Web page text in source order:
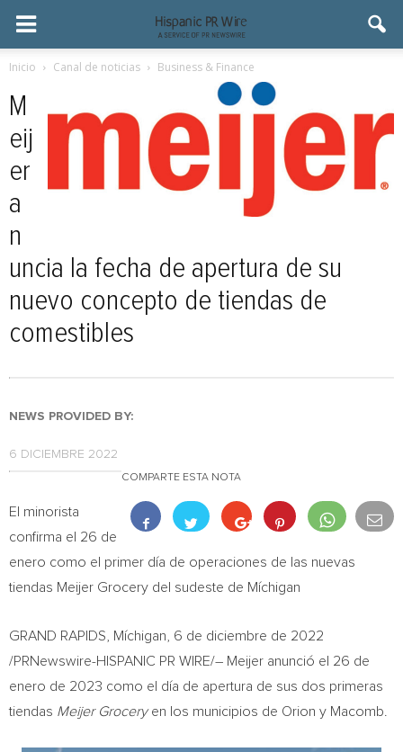
Inicio Canal de noticias Business & Finance
M
eij
er
a
n
uncia la fecha de apertura de su
nuevo concepto de tiendas de
comestibles
NEWS PROVIDED BY:
6 DICIEMBRE 2022
COMPARTE ESTA NOTA
El minorista
confirma el 26 de
enero como el primer día de operaciones de las nuevas
tiendas Meijer Grocery del sudeste de Míchigan
GRAND RAPIDS , Míchigan
6 de diciembre de 2022
/PRNewswire-HISPANIC PR WIRE/– Meijer anunció el 26 de
enero de 2023 como el día de apertura de sus dos primeras
tiendas Meijer Groceryen los municipios de Orion y Macomb